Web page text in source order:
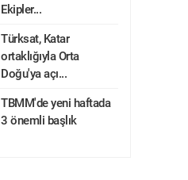
Ekipler...
Türksat, Katar
ortaklığıyla Orta
Doğu'ya açı...
TBMM'de yeni haftada
3 önemli başlık